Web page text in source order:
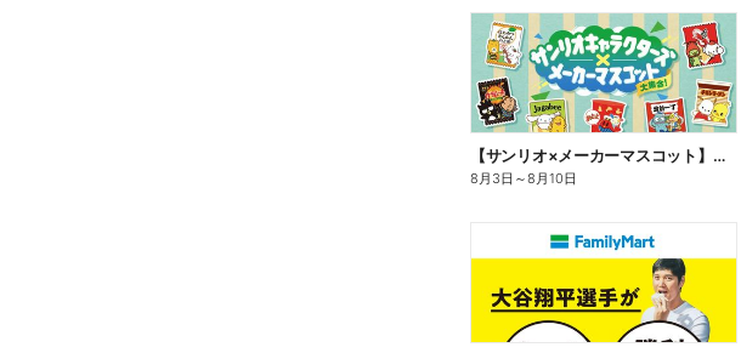
【サンリオ×メーカーマスコット】オリジナルグッズ貰える!
8月3日 ～8月10日